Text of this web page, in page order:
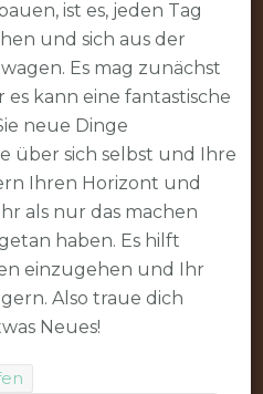
ist es, jeden Tag
und sich aus der
Es mag zunächst
es kann eine fantastische
neue Dinge
über sich selbst und Ihre
Ihren Horizont und
als nur das machen
haben. Es hilft
einzugehen und Ihr
Also traue dich
Neues!